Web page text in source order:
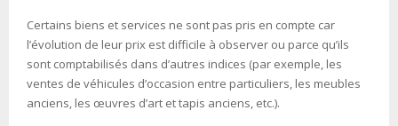
Certains biens et services ne sont pas pris en compte car
l’évolution de leur prix est difficile à observer ou parce qu’ils
sont comptabilisés dans d’autres indices (par exemple, les
ventes de véhicules d’occasion entre particuliers, les meubles
anciens, les œuvres d’art et tapis anciens, etc.).